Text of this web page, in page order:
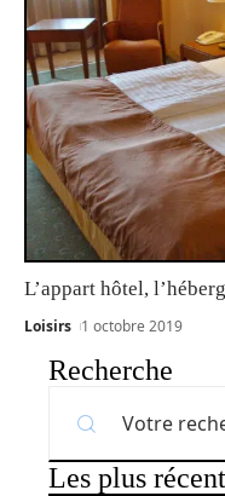
L’appart hôtel,
Loisirs 1 octobre 2019
Recherche
Les plus